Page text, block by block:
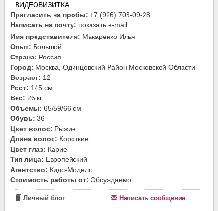
ВИДЕОВИЗИТКА
Пригласить на пробы: +7 (926) 703-09-28
Написать на почту: показать e-mail
Имя представителя: Макаренко Илья
Опыт: Большой
Страна: Россия
Город: Москва, Одинцовский Район Московской Области
Возраст: 12
Рост: 145 см
Вес: 26 кг
Объемы: 65/59/66 см
Обувь: 36
Цвет волос: Рыжие
Длина волос: Короткие
Цвет глаз: Карие
Тип лица: Европейский
Агентство: Кидс-Моделс
Стоимость работы от: Обсуждаемо
Личный блог Написать сообщение